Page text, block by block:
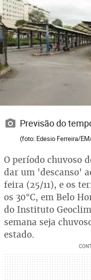
Previsão do
(foto: Edesio Ferreira/
O período chuvoso
dar um 'descanso'
feira (25/11), e os
os 30°C, em Belo
do Instituto
semana seja
estado.